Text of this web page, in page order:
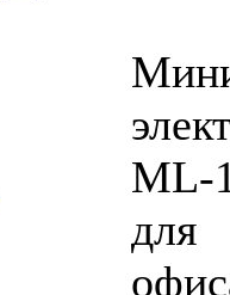
ML-
для